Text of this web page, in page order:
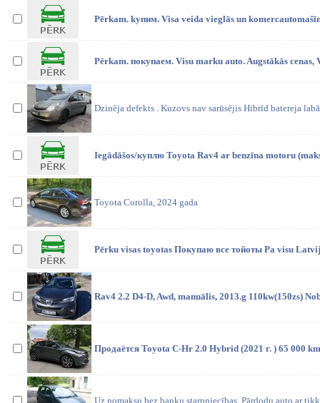
Pērkam. kупим. Visa veida vieglās un
Pērkam. покупаем. Visu marku auto. Augstākās cenas,
Dzinēja defekts . Kuzovs nav sarūsējis Hibrīd batereja
Iegādāšos/куплю Toyota Rav4 ar benzīna motoru
Toyota Corolla, 2024 gada
Pērku visas toyotas Покупаю все тойоты Pa visu
Rav4 2.2 D4-D, Awd, manuālis, 2013.g 110kw(150zs)
Продаётся Toyota C-Hr 2.0 Hybrid (2021 г. ) 65 000
Uz nomaksu bez banku starpniecības. Pārdodu auto ar